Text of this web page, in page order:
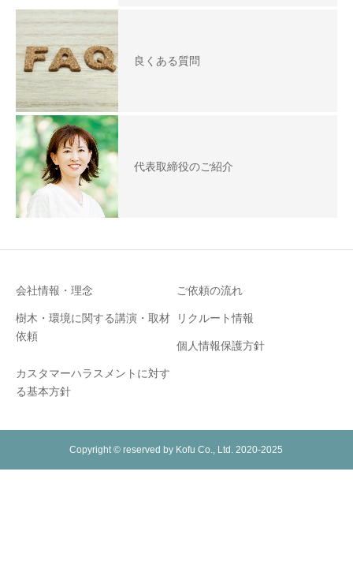
良くある質問
代表取締役のご紹介
会社情報・理念 ご依頼の流れ
樹木・環境に関する講演・取材
依頼
リクルート情報
個人情報保護方針
カスタマーハラスメントに対す
る基本方針
Copyright © reserved by Kofu Co., Ltd. 2020-2025